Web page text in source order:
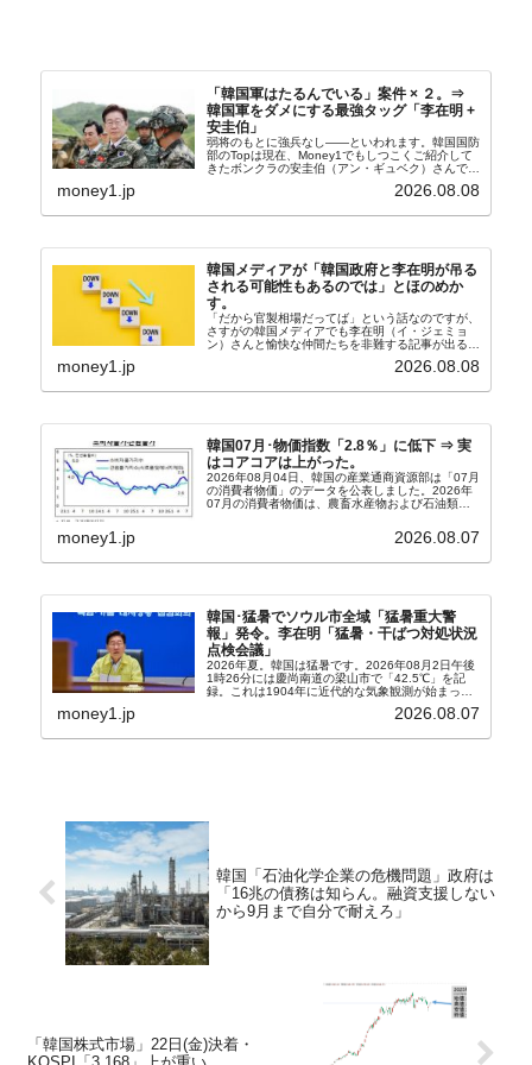
「韓国軍はたるんでいる」案件 × ２。⇒
韓国軍をダメにする最強タッグ「李在明 +
安圭伯」
弱将のもとに強兵なし――といわれます。韓国国防
部のTopは現在、Money1でもしつこくご紹介して
きたボンクラの安圭伯（アン・ギュベク）さんで
さんと「韓国初の文官上がり」の国防部長官安圭伯
money1.jp 2026.08.08
韓国メディアが「韓国政府と李在明が吊る
される可能性もあるのでは」とほのめか
す。
「だから官製相場だってば」という話なのですが、
さすがの韓国メディアでも李在明（イ・ジェミョ
ン）さんと愉快な仲間たちを非難する記事が出るよ
『朝鮮日報』に面白い記事が出ています。「東西南
money1.jp 2026.08.08
韓国07月･物価指数「2.8％」に低下 ⇒ 実
はコアコアは上がった。
2026年08月04日、韓国の産業通商資源部は「07月
の消費者物価」のデータを公表しました。2026年
07月の消費者物価は、農畜水産物および石油類の
2.8％上昇（06月は3.2％）となり、上昇率は前...
money1.jp 2026.08.07
韓国･猛暑でソウル市全域「猛暑重大警
報」発令。李在明「猛暑・干ばつ対処状況
点検会議」
2026年夏。韓国は猛暑です。2026年08月2日午後
1時26分には慶尚南道の梁山市で「42.5℃」を記
録。これは1904年に近代的な気象観測が始まって
以来の韓国史上最高気温です。08月04日には、ソ
ウル市全域への「猛暑重大警報」が発令され...
money1.jp 2026.08.07
韓国「石油化学企業の危機問題」政府は
「16兆の債務は知らん。融資支援しない
から9月まで自分で耐えろ」
「韓国株式市場」22日(金)決着・